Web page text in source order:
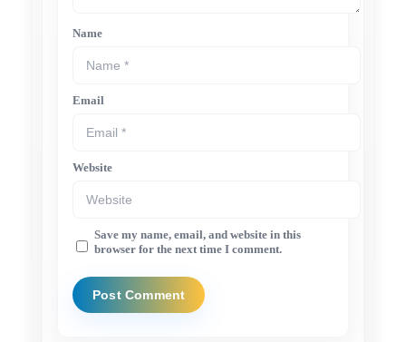
Name
Email
Website
Save my name, email, and website in this
browser for the next time I comment.